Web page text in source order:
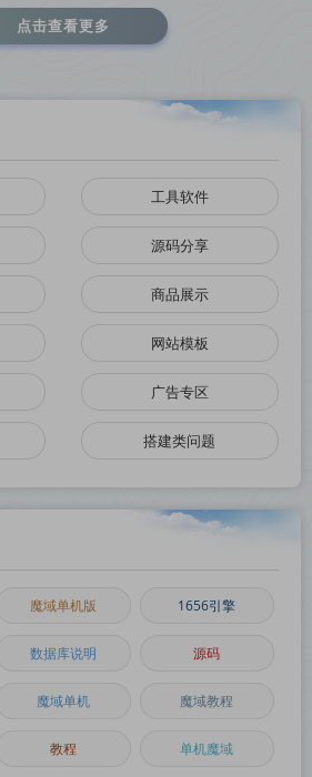
点击查看更多
工具软件
源码分享
商品展示
网站模板
广告专区
搭建类问题
魔域单机版 1656引擎
数据库说明 源码
魔域单机 魔域教程
教程 单机魔域